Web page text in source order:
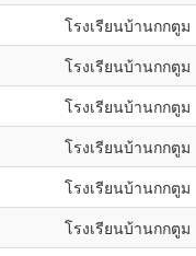
โรงเรียนบ้านกกตูม
โรงเรียนบ้านกกตูม
โรงเรียนบ้านกกตูม
โรงเรียนบ้านกกตูม
โรงเรียนบ้านกกตูม
โรงเรียนบ้านกกตูม